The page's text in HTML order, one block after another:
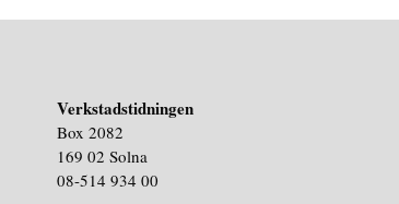
Verkstadstidningen
Box 2082
169 02 Solna
08-514 934 00